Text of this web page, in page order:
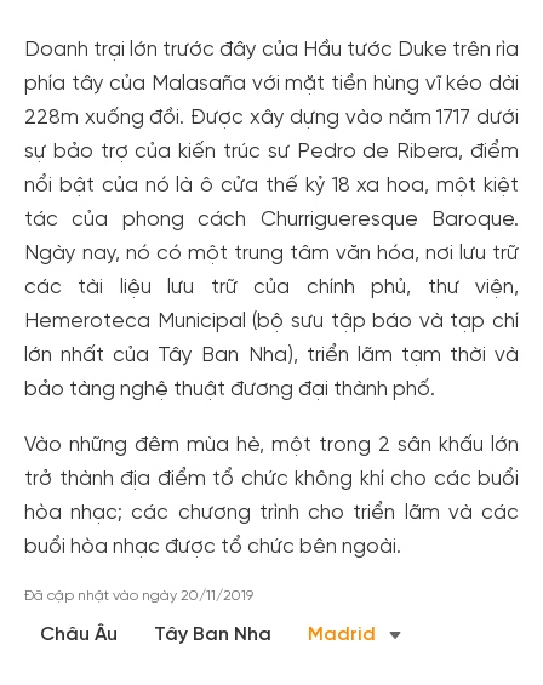
Doanh trại lớn trước đây của Hầu tước Duke trên rìa
phía tây của Malasaña với mặt tiền hùng vĩ kéo dài
228m xuống đồi. Được xây dựng vào năm 1717 dưới
sự bảo trợ của kiến trúc sư Pedro de Ribera, điểm
nổi bật của nó là ô cửa thế kỷ 18 xa hoa, một kiệt
tác của phong cách Churrigueresque Baroque.
Ngày nay, nó có một trung tâm văn hóa, nơi lưu trữ
các tài liệu lưu trữ của chính phủ, thư viện,
Hemeroteca Municipal (bộ sưu tập báo và tạp chí
lớn nhất của Tây Ban Nha), triển lãm tạm thời và
bảo tàng nghệ thuật đương đại thành phố.
Vào những đêm mùa hè, một trong 2 sân khấu lớn
trở thành địa điểm tổ chức không khí cho các buổi
hòa nhạc; các chương trình cho triển lãm và các
buổi hòa nhạc được tổ chức bên ngoài.
Đã cập nhật vào ngày 20/11/2019
Châu Âu Tây Ban Nha Madrid
Tạo tài khoản nhanh - nhận nhiều ưu
đãi!
Tạo tài khoản để có thểnhận ngay các ưu đãi
dành cho thành viên đến từ các đối tác của Gody.vn dành
cho cộng đồng.
Đăng ký